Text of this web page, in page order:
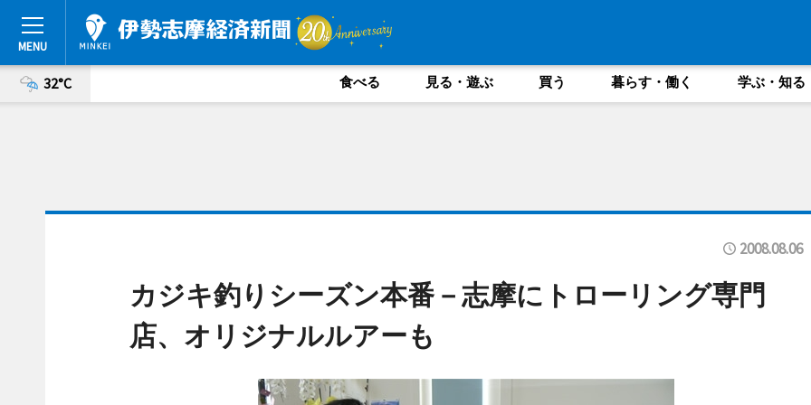
32°C 食べる 見る・遊ぶ 買う 暮らす・働く 学ぶ・知る
2008.08.06
カジキ釣りシーズン本番－志摩にトローリング専門
店、オリジナルルアーも